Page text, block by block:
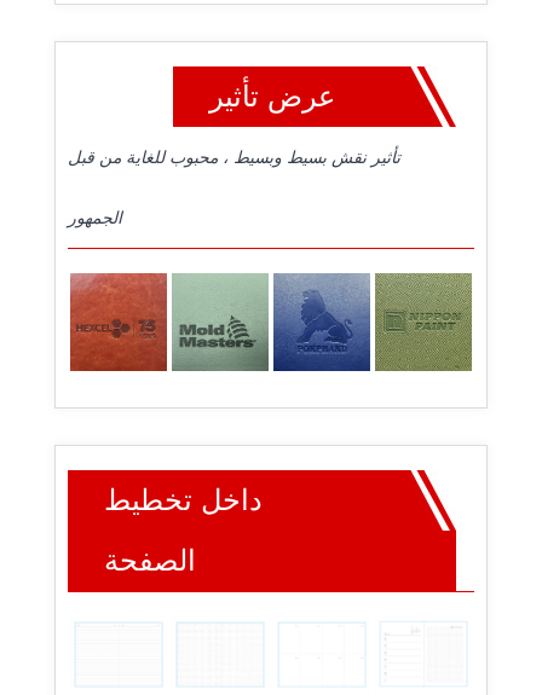
عرض تأثير
تأثير نقش بسيط وبسيط ، محبوب للغاية من قبل
الجمهور
داخل تخطيط
الصفحة